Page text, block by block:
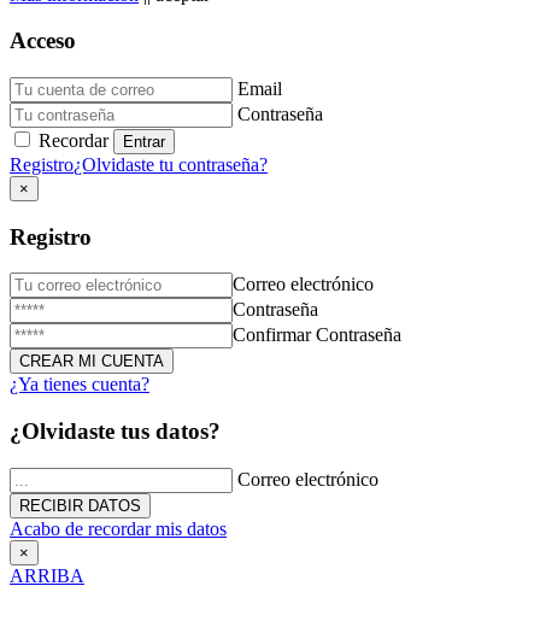
Donación de Sangre
23 de Diciembre de 2025
Triduo Virgen Milagrosa
27 de Noviembre de 2025
Acceso
Email
Contraseña
Recordar
Registro¿Olvidaste tu contraseña?
×
Registro
Correo electrónico
Contraseña
Confirmar Contraseña
¿Ya tienes cuenta?
¿Olvidaste tus datos?
Correo electrónico
Acabo de recordar mis datos
×
ARRIBA